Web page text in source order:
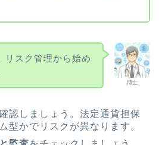
博士
リスク管理から始め
認しましょう。法定通貨担保
型かでリスクが異なります。